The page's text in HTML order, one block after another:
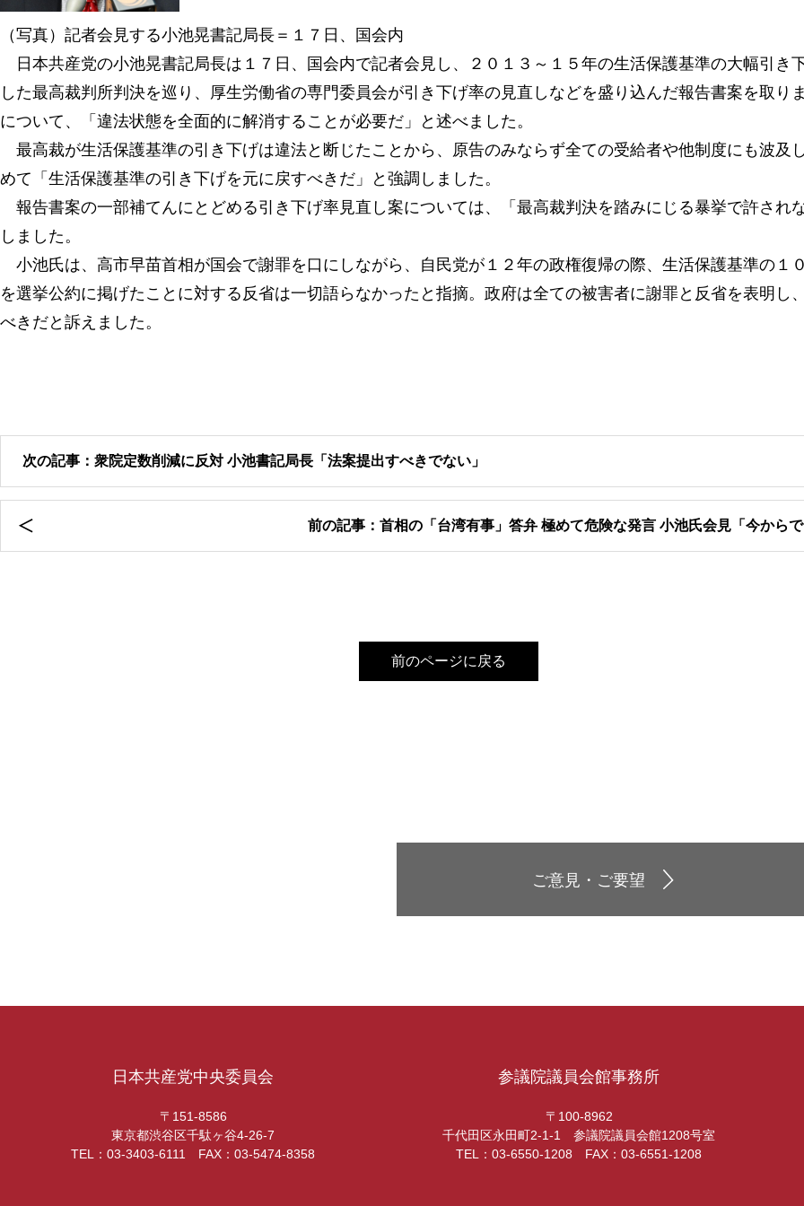
（写真）記者会見する小池晃書記局長＝１７日、国会内
日本共産党の小池晃書記局長は１７日、国会内で記者会見し、２０１３～１５年の生活保護基準の大幅引き
した最高裁判所判決を巡り、厚生労働省の専門委員会が引き下げ率の見直しなどを盛り込んだ報告書案を取り
について、「違法状態を全面的に解消することが必要だ」と述べました。
最高裁が生活保護基準の引き下げは違法と断じたことから、原告のみならず全ての受給者や他制度にも波及
めて「生活保護基準の引き下げを元に戻すべきだ」と強調しました。
報告書案の一部補てんにとどめる引き下げ率見直し案については、「最高裁判決を踏みにじる暴挙で許され
しました。
小池氏は、高市早苗首相が国会で謝罪を口にしながら、自民党が１２年の政権復帰の際、生活保護基準の１
を選挙公約に掲げたことに対する反省は一切語らなかったと指摘。政府は全ての被害者に謝罪と反省を表明し
べきだと訴えました。
次の記事：衆院定数削減に反対 小池書記局長「法案提出すべきでない」
前の記事：首相の「台湾有事」答弁 極めて危険な発言 小池氏会見「今からで
前のページに戻る
ご意見・ご要望
日本共産党中央委員会
〒151-8586
東京都渋谷区千駄ヶ谷4-26-7
TEL：03-3403-6111 FAX：03-5474-8358
参議院議員会館事務所
〒100-8962
千代田区永田町2-1-1 参議院議員会館1208号室
TEL：03-6550-1208 FAX：03-6551-1208